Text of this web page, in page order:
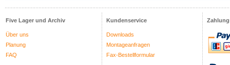
Five Lager und Archiv
Über uns
Planung
FAQ
Kundenservice
Downloads
Montageanfragen
Fax-Bestellformular